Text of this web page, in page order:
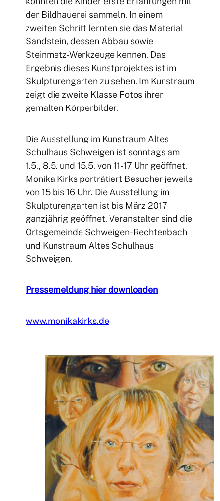
der Bildhauerei sammeln. In einem
zweiten Schritt lernten sie das Material
Sandstein, dessen Abbau sowie
Steinmetz-Werkzeuge kennen. Das
Ergebnis dieses Kunstprojektes ist im
Skulpturengarten zu sehen. Im Kunstraum
zeigt die zweite Klasse Fotos ihrer
gemalten Körperbilder.
Die Ausstellung im Kunstraum Altes
Schulhaus Schweigen ist sonntags am
1.5., 8.5. und 15.5. von 11-17 Uhr geöffnet.
Monika Kirks porträtiert Besucher jeweils
von 15 bis 16 Uhr. Die Ausstellung im
Skulpturengarten ist bis März 2017
ganzjährig geöffnet. Veranstalter sind die
Ortsgemeinde Schweigen-Rechtenbach
und Kunstraum Altes Schulhaus
Schweigen.
Pressemeldung hier downloaden
www.monikakirks.de